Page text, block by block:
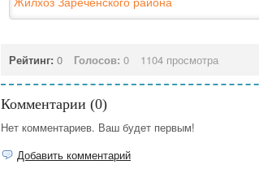
Рейтинг: 0 Голосов: 0 1104 просмотра
Комментарии (0)
Нет комментариев. Ваш будет первым!
Добавить комментарий